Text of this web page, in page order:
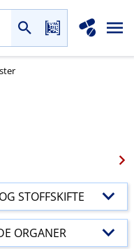
STOFFSKIFTE
ORGANER